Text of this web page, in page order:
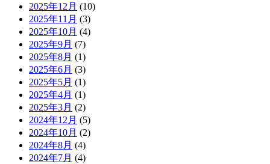
2025年12月 (10)
2025年11月 (3)
2025年10月 (4)
2025年9月 (7)
2025年8月 (1)
2025年6月 (3)
2025年5月 (1)
2025年4月 (1)
2025年3月 (2)
2024年12月 (5)
2024年10月 (2)
2024年8月 (4)
2024年7月 (4)